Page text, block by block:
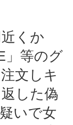
くか
」等のグ
文しキ
した偽
いで女